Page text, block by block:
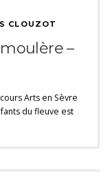
CLOUZOT
–
Arts en Sèvre
du fleuve est